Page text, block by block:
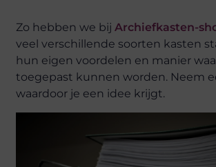
Zo hebben we bijArchiefkasten-
veel verschillende soorten kasten
hun eigen voordelen en manier
toegepast kunnen worden. Neem
waardoor je een idee krijgt.